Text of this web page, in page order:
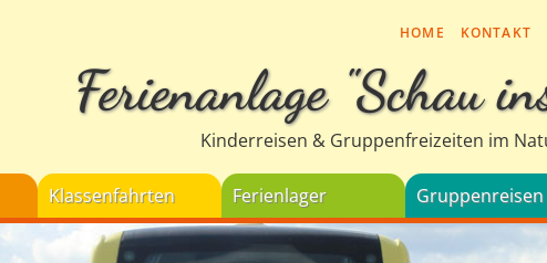
KONTAKT
HOME
Ferienanlage "Schau
Kinderreisen & Gruppenfreizeiten im
Klassenfahrten Ferienlager Gruppenreisen